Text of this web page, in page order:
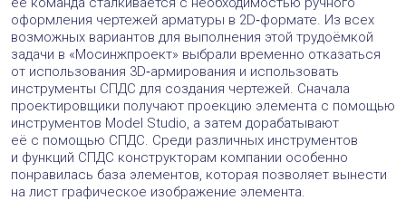
оформления чертежей арматуры в 2D‑формате. Из всех
возможных вариантов для выполнения этой трудоёмкой
задачи в «Мосинжпроект» выбрали временно отказаться
от использования 3D‑армирования и использовать
инструменты СПДС для создания чертежей. Сначала
проектировщики получают проекцию элемента с помощью
инструментов Model Studio, а затем дорабатывают
её с помощью СПДС. Среди различных инструментов
и функций СПДС конструкторам компании особенно
понравилась база элементов, которая позволяет вынести
на лист графическое изображение элемента.